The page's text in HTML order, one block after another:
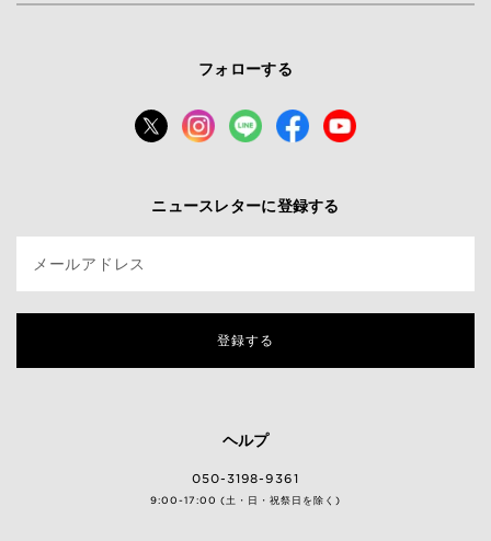
フォローする
ニュースレターに登録する
メールアドレス
登録する
ヘルプ
050-3198-9361
9:00-17:00 (土・日・祝祭日を除く)